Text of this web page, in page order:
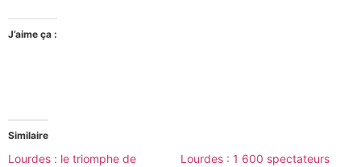
J’aime ça :
Similaire
Lourdes : le triomphe de
Lourdes : 1 600 spectateurs